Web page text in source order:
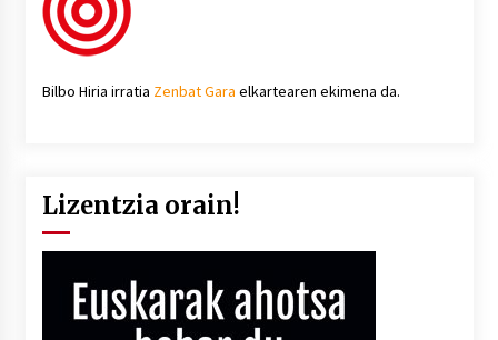
Bilbo Hiria irratia Zenbat Gara elkartearen ekimena da.
Lizentzia orain!